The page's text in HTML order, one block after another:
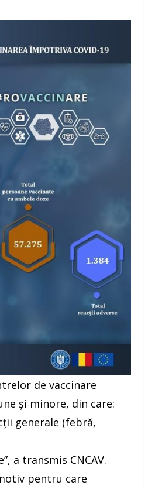
de vaccinare
şi minore, din care:
generale (febră,
a transmis CNCAV.
pentru care